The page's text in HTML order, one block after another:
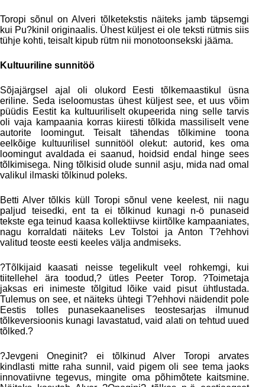
Toropi sõnul on Alveri tõlketekstis näiteks jamb täpsemgi
kui Pu?kinil originaalis. Ühest küljest ei ole teksti rütmis siis
tühje kohti, teisalt kipub rütm nii monotoonsekski jääma.
Kultuuriline sunnitöö
Sõjajärgsel ajal oli olukord Eesti tõlkemaastikul üsna
eriline. Seda iseloomustas ühest küljest see, et uus võim
püüdis Eestit ka kultuuriliselt okupeerida ning selle tarvis
oli vaja kampaania korras kiiresti tõlkida massiliselt vene
autorite loomingut. Teisalt tähendas tõlkimine toona
eelkõige kultuurilisel sunnitööl olekut: autorid, kes oma
loomingut avaldada ei saanud, hoidsid endal hinge sees
tõlkimisega. Ning tõlkisid olude sunnil asju, mida nad omal
valikul ilmaski tõlkinud poleks.
Betti Alver tõlkis küll Toropi sõnul vene keelest, nii nagu
paljud teisedki, ent ta ei tõlkinud kunagi n-ö punaseid
tekste ega teinud kaasa kollektiivse kiirtõlke kampaaniates,
nagu korraldati näiteks Lev Tolstoi ja Anton T?ehhovi
valitud teoste eesti keeles välja andmiseks.
?Tõlkijaid kaasati neisse tegelikult veel rohkemgi, kui
tiitellehel ära toodud,? ütles Peeter Torop. ?Toimetaja
jaksas eri inimeste tõlgitud lõike vaid pisut ühtlustada.
Tulemus on see, et näiteks ühtegi T?ehhovi näidendit pole
Eestis tolles punasekaanelises teostesarjas ilmunud
tõlkeversioonis kunagi lavastatud, vaid alati on tehtud uued
tõlked.?
?Jevgeni Oneginit? ei tõlkinud Alver Toropi arvates
kindlasti mitte raha sunnil, vaid pigem oli see tema jaoks
innovatiivne tegevus, mingite oma põhimõtete kaitsmine.